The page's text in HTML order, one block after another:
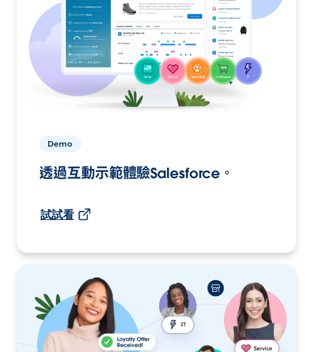
Demo
透過互動示範體驗Salesforce。
試試看